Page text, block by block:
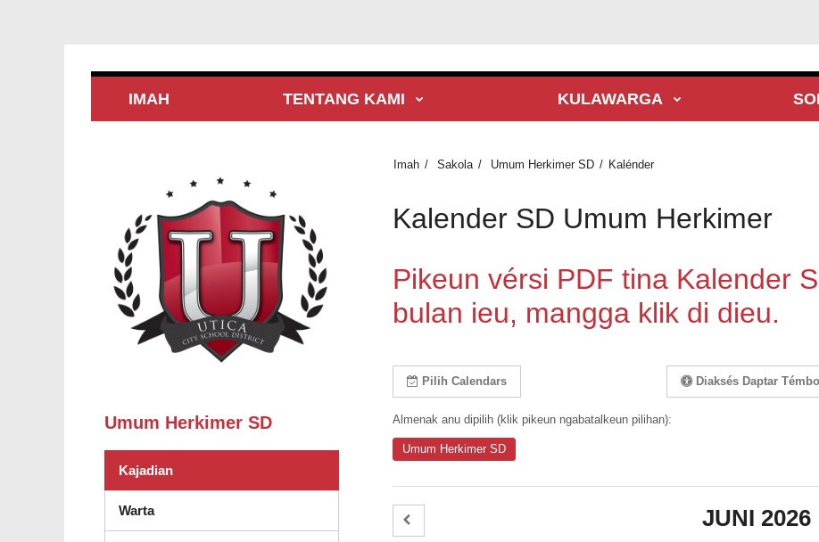
IMAH TENTANG KAMI KULAWARGA
Imah Sakola Umum Herkimer SD Kalénder
Kalender SD Umum Herkimer
Pikeun vérsi PDF tina Kalender
bulan ieu, mangga klik di dieu.
Pilih Calendars Diaksés Daptar
Almenak anu dipilih (klik pikeun ngabatalkeun pilihan):
Umum Herkimer SD
JUNI 2026
Umum Herkimer SD
Kajadian
Warta